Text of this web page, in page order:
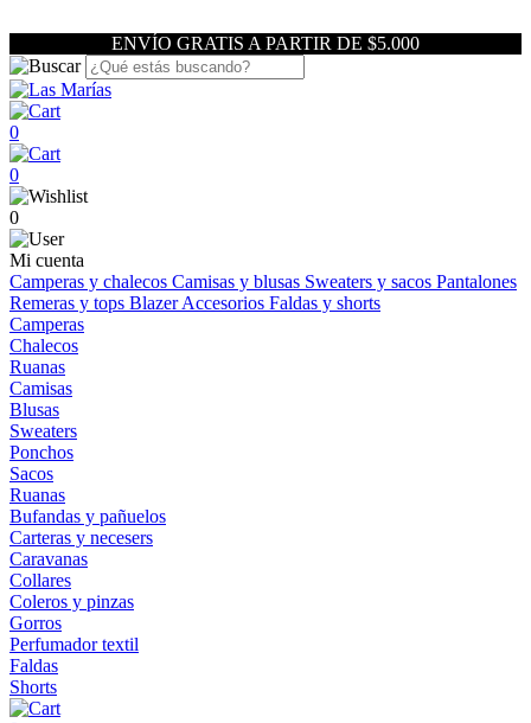
ENVÍO GRATIS A PARTIR DE $5.000
0
0
0
Mi cuenta
Camperas y chalecos Camisas y blusas Sweaters y sacos Pantalones
Remeras y tops BlazerAccesorios Faldas y shorts
Camperas
Chalecos
Ruanas
Camisas
Blusas
Sweaters
Ponchos
Sacos
Ruanas
Bufandas y pañuelos
Carteras y necesers
Caravanas
Collares
Coleros y pinzas
Gorros
Perfumador textil
Faldas
Shorts